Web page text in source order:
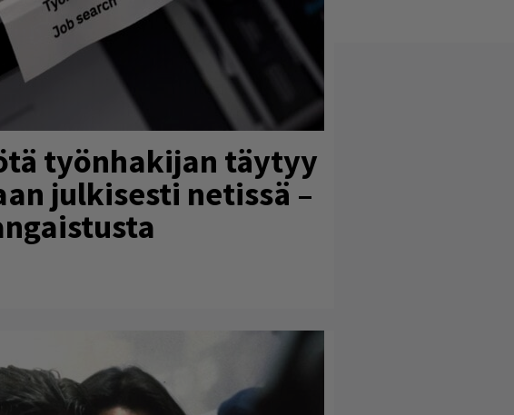
työnhakijan täytyy
julkisesti netissä –